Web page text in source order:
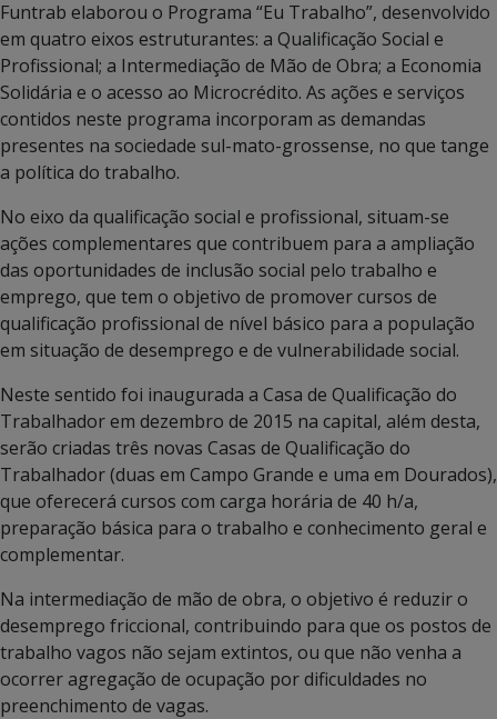
Funtrab elaborou o Programa “Eu Trabalho”, desenvolvido
em quatro eixos estruturantes: a Qualificação Social e
Profissional; a Intermediação de Mão de Obra; a Economia
Solidária e o acesso ao Microcrédito. As ações e serviços
contidos neste programa incorporam as demandas
presentes na sociedade sul-mato-grossense, no que tange
a política do trabalho.
No eixo da qualificação social e profissional, situam-se
ações complementares que contribuem para a ampliação
das oportunidades de inclusão social pelo trabalho e
emprego, que tem o objetivo de promover cursos de
qualificação profissional de nível básico para a população
em situação de desemprego e de vulnerabilidade social.
Neste sentido foi inaugurada a Casa de Qualificação do
Trabalhador em dezembro de 2015 na capital, além desta,
serão criadas três novas Casas de Qualificação do
Trabalhador (duas em Campo Grande e uma em Dourados),
que oferecerá cursos com carga horária de 40 h/a,
preparação básica para o trabalho e conhecimento geral e
complementar.
Na intermediação de mão de obra, o objetivo é reduzir o
desemprego friccional, contribuindo para que os postos de
trabalho vagos não sejam extintos, ou que não venha a
ocorrer agregação de ocupação por dificuldades no
preenchimento de vagas.